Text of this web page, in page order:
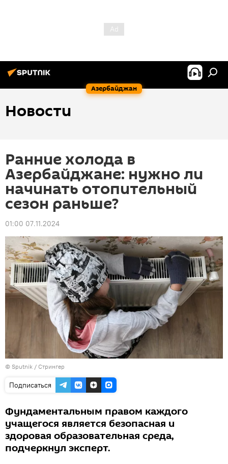
Азербайджан
Новости
Ранние холода в
Азербайджане: нужно ли
начинать отопительный
сезон раньше?
01:00 07.11.2024
© Sputnik / Стрингер
Подписаться
Фундаментальным правом каждого
учащегося является безопасная и
здоровая образовательная среда,
подчеркнул эксперт.